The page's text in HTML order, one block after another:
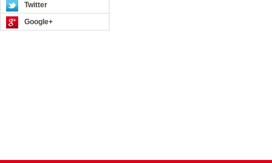
Twitter
Google+